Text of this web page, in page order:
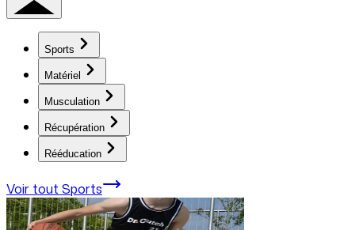
Sports
Matériel
Musculation
Récupération
Rééducation
Voir tout Sports